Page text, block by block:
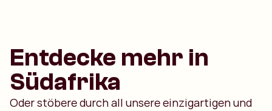
Entdecke mehr in
Südafrika
Oder stöbere durch all unsere einzigartigen und